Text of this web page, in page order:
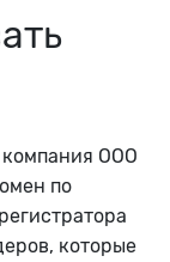
компания ООО
по
которые